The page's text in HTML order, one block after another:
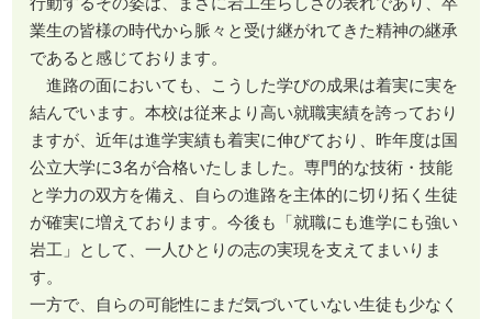
業生の皆様の時代から脈々と受け継がれてきた精神の継承
であると感じております。
進路の面においても、こうした学びの成果は着実に実を
結んでいます。本校は従来より高い就職実績を誇っており
ますが、近年は進学実績も着実に伸びており、昨年度は国
公立大学に3名が合格いたしました。専門的な技術・技能
と学力の双方を備え、自らの進路を主体的に切り拓く生徒
が確実に増えております。今後も「就職にも進学にも強い
岩工」として、一人ひとりの志の実現を支えてまいりま
す。
一方で、自らの可能性にまだ気づいていない生徒も少なく